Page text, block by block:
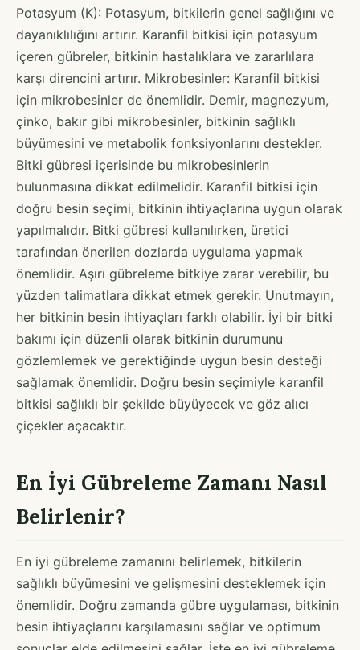
Potasyum (K): Potasyum, bitkilerin genel sağlığını ve
dayanıklılığını artırır. Karanfil bitkisi için potasyum
içeren gübreler, bitkinin hastalıklara ve zararlılara
karşı direncini artırır. Mikrobesinler: Karanfil bitkisi
için mikrobesinler de önemlidir. Demir, magnezyum,
çinko, bakır gibi mikrobesinler, bitkinin sağlıklı
büyümesini ve metabolik fonksiyonlarını destekler.
Bitki gübresi içerisinde bu mikrobesinlerin
bulunmasına dikkat edilmelidir. Karanfil bitkisi için
doğru besin seçimi, bitkinin ihtiyaçlarına uygun olarak
yapılmalıdır. Bitki gübresi kullanılırken, üretici
tarafından önerilen dozlarda uygulama yapmak
önemlidir. Aşırı gübreleme bitkiye zarar verebilir, bu
yüzden talimatlara dikkat etmek gerekir. Unutmayın,
her bitkinin besin ihtiyaçları farklı olabilir. İyi bir bitki
bakımı için düzenli olarak bitkinin durumunu
gözlemlemek ve gerektiğinde uygun besin desteği
sağlamak önemlidir. Doğru besin seçimiyle karanfil
bitkisi sağlıklı bir şekilde büyüyecek ve göz alıcı
çiçekler açacaktır.
En İyi Gübreleme Zamanı Nasıl
Belirlenir?
En iyi gübreleme zamanını belirlemek, bitkilerin
sağlıklı büyümesini ve gelişmesini desteklemek için
önemlidir. Doğru zamanda gübre uygulaması, bitkinin
besin ihtiyaçlarını karşılamasını sağlar ve optimum